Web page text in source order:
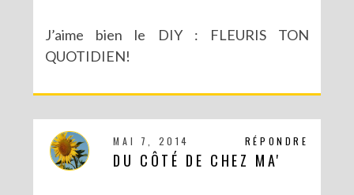
J’aime bien le DIY : FLEURIS TON
QUOTIDIEN!
RÉPONDRE
MAI 7, 2014
DU CÔTÉ DE CHEZ MA'